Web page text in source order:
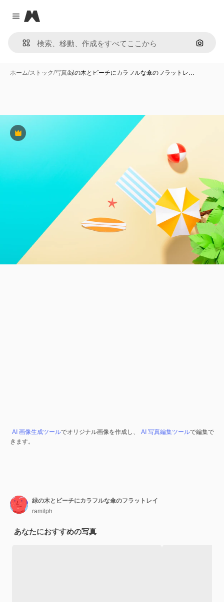
Close menu
Magnific
画像で
ホーム/ストック/写真/緑の木とビーチにカラフルな傘のフラットレ…
Premium
AI 画像生成ツールでオリジナル画像を作成し、 AI 写真編集ツールで編集で
きます。
緑の木とビーチにカラフルな傘のフラットレイ
ramilph
あなたにおすすめの写真